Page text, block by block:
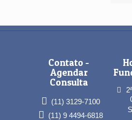
Contato -
Agendar
Consulta
(11) 3129-7100
(11) 9 4494-6818